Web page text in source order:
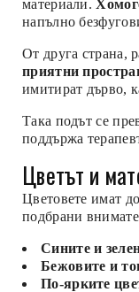
материали.
напълно
От друга страна,
приятни
имитират дърво,
Така подът се
поддържа
Цветът и
Цветовете имат
подбрани
Сините и
Бежовите и
По-ярките